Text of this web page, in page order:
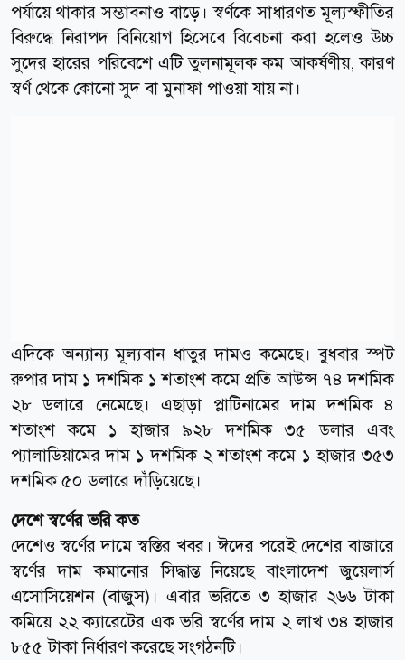
পর্যায়ে থাকার সম্ভাবনাও বাড়ে। স্বর্ণকে সাধারণত মূল্যস্ফীতির
বিরুদ্ধে নিরাপদ বিনিয়োগ হিসেবে বিবেচনা করা হলেও উচ্চ
সুদের হারের পরিবেশে এটি তুলনামূলক কম আকর্ষণীয়, কারণ
স্বর্ণ থেকে কোনো সুদ বা মুনাফা পাওয়া যায় না।
এদিকে অন্যান্য মূল্যবান ধাতুর দামও কমেছে। ‍বুধবার স্পট
রুপার দাম ১ দশমিক ১ শতাংশ কমে প্রতি আউন্স ৭৪ দশমিক
২৮ ডলারে নেমেছে। এছাড়া প্লাটিনামের দাম দশমিক ৪
শতাংশ কমে ১ হাজার ৯২৮ দশমিক ৩৫ ডলার এবং
প্যালাডিয়ামের দাম ১ দশমিক ২ শতাংশ কমে ১ হাজার ৩৫৩
দশমিক ৫০ ডলারে দাঁড়িয়েছে।
দেশে স্বর্ণের ভরি কত
দেশেও স্বর্ণের দামে স্বস্তির খবর। ঈদের পরেই দেশের বাজারে
স্বর্ণের দাম কমানোর সিদ্ধান্ত নিয়েছে বাংলাদেশ জুয়েলার্স
এসোসিয়েশন (বাজুস)। এবার ভরিতে ৩ হাজার ২৬৬ টাকা
কমিয়ে ২২ ক্যারেটের এক ভরি স্বর্ণের দাম ২ লাখ ৩৪ হাজার
৮৫৫ টাকা নির্ধারণ করেছে সংগঠনটি।